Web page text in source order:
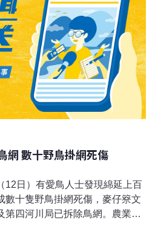
拆除，並轉請保七總隊及橫山分
，民眾若因野生動物危及生命或
位協助以人道方式驅趕，若未經
生動物，依《野生動物保育法》
期徒刑，併科20萬至100萬元罰
網 數十野鳥掛網死傷
12日）有愛鳥人士發現綿延上百
數十隻野鳥掛網死傷，麥仔簝文
第四河川局已拆除鳥網。農業處